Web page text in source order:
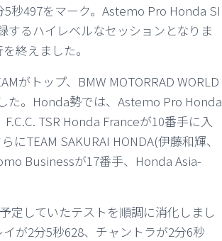
秒497をマーク。Astemo Pro Honda SI
するハイレベルなセッションとなりま
終えました。
がトップ、BMW MOTORRAD WORLD
た。Honda勢では、Astemo Pro Honda
TSR Honda Franceが10番手に入
TEAM SAKURAI HONDA(伊藤和輝、
Businessが17番手、Honda Asia-
定していたテストを順調に消化しまし
が2分5秒628、チャントラが2分6秒